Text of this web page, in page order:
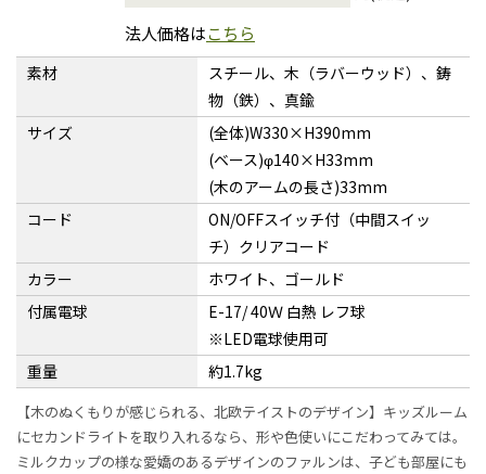
法人価格はこちら
素材
スチール、木（ラバーウッド）、鋳
物（鉄）、真鍮
サイズ
(全体)W330×H390mm
(ベース)φ140×H33mm
(木のアームの長さ)33mm
コード
ON/OFFスイッチ付（中間スイッ
チ）クリアコード
カラー
ホワイト、ゴールド
付属電球
E-17/ 40Ｗ 白熱 レフ球
※LED電球使用可
重量
約1.7kg
【木のぬくもりが感じられる、北欧テイストのデザイン】キッズルーム
にセカンドライトを取り入れるなら、形や色使いにこだわってみては。
ミルクカップの様な愛嬌のあるデザインのファルンは、子ども部屋にも